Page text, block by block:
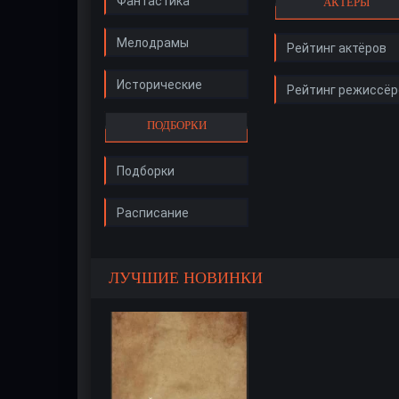
Мелодрамы
Исторические
ПОДБОРКИ
Подборки
Расписание
Рейтинг актёров
Рейтинг
ЛУЧШИЕ НОВИНКИ